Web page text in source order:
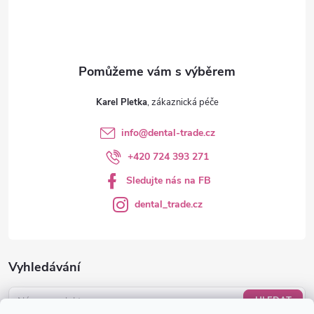
Vyhledávání
HLEDAT
Karel Pletka
info@dental-trade.cz
+420 724 393 271
Sledujte nás na FB
dental_trade.cz